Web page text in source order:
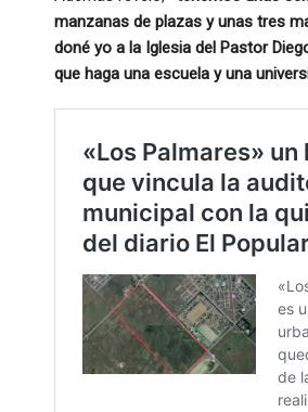
manzanas de plazas y unas tres
doné yo a la Iglesia del Pastor
que haga una escuela y una